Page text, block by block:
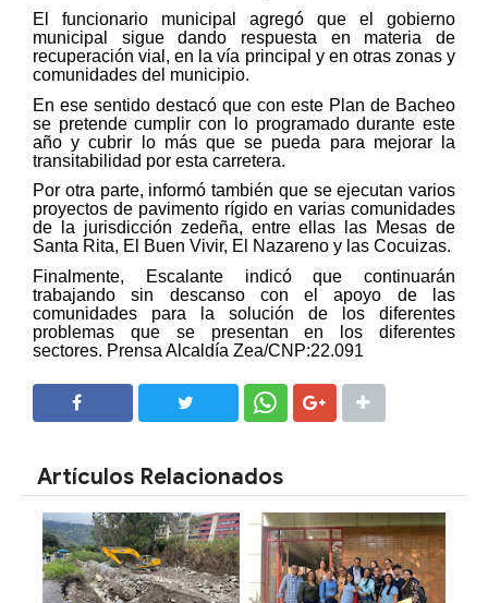
El funcionario municipal agregó que el gobierno
municipal sigue dando respuesta en materia de
recuperación vial, en la vía principal y en otras zonas y
comunidades del municipio.
En ese sentido destacó que con este Plan de Bacheo
se pretende cumplir con lo programado durante este
año y cubrir lo más que se pueda para mejorar la
transitabilidad por esta carretera.
Por otra parte, informó también que se ejecutan varios
proyectos de pavimento rígido en varias comunidades
de la jurisdicción zedeña, entre ellas las Mesas de
Santa Rita, El Buen Vivir, El Nazareno y las Cocuizas.
Finalmente, Escalante indicó que continuarán
trabajando sin descanso con el apoyo de las
comunidades para la solución de los diferentes
problemas que se presentan en los diferentes
sectores. Prensa Alcaldía Zea/CNP:22.091
Artículos Relacionados